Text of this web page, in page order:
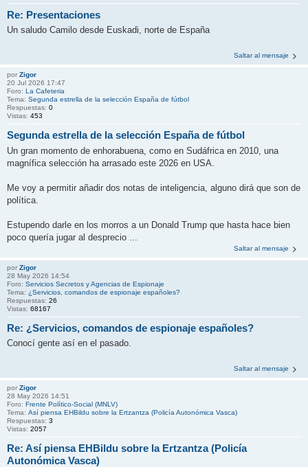
Re: Presentaciones
Un saludo Camilo desde Euskadi, norte de España
Saltar al mensaje
por Zigor
20 Jul 2026 17:47
Foro: La Cafeteria
Tema: Segunda estrella de la selección España de fútbol
Respuestas: 0
Vistas: 453
Segunda estrella de la selección España de fútbol
Un gran momento de enhorabuena, como en Sudáfrica en 2010, una
magnífica selección ha arrasado este 2026 en USA.
Me voy a permitir añadir dos notas de inteligencia, alguno dirá que son de
política.
Estupendo darle en los morros a un Donald Trump que hasta hace bien
poco quería jugar al desprecio ...
Saltar al mensaje
por Zigor
28 May 2026 14:54
Foro: Servicios Secretos y Agencias de Espionaje
Tema: ¿Servicios, comandos de espionaje españoles?
Respuestas: 26
Vistas: 68167
Re: ¿Servicios, comandos de espionaje españoles?
Conocí gente así en el pasado.
Saltar al mensaje
por Zigor
28 May 2026 14:51
Foro: Frente Político-Social (MNLV)
Tema: Así piensa EHBildu sobre la Ertzantza (Policía Autonómica Vasca)
Respuestas: 3
Vistas: 2057
Re: Así piensa EHBildu sobre la Ertzantza (Policía
Autonómica Vasca)